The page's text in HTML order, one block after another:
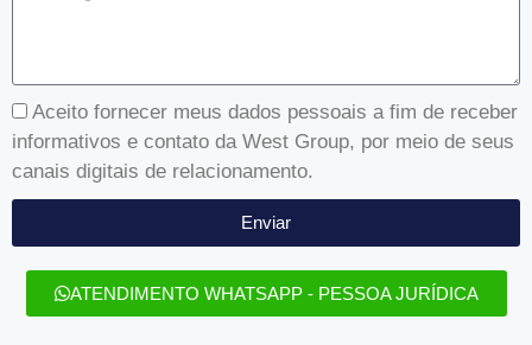
Aceito fornecer meus dados pessoais a fim de receber
informativos e contato da West Group, por meio de seus
canais digitais de relacionamento.
Enviar
ATENDIMENTO WHATSAPP - PESSOA JURÍDICA